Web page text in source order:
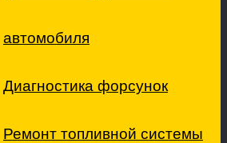
автомобиля
Диагностика форсунок
Ремонт топливной системы